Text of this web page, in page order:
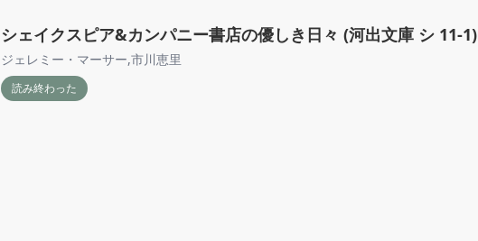
シェイクスピア&カンパニー書店の優しき日々 (河出文庫 シ 11-1)
ジェレミー・マーサー,市川恵里
読み終わった